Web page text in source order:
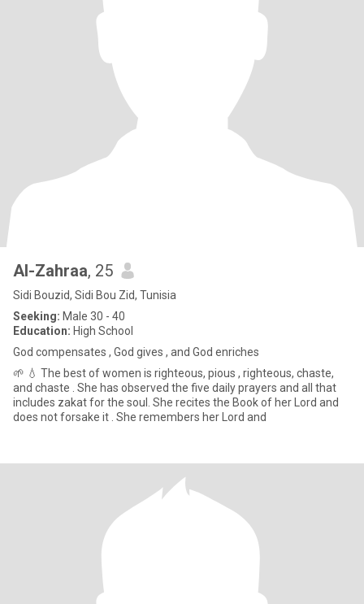
Al-Zahraa, 25
Sidi Bouzid, Sidi Bou Zid, Tunisia
Seeking: Male 30 - 40
Education: High School
God compensates , God gives , and God enriches
🌱 💧 The best of women is righteous, pious , righteous, chaste,
and chaste . She has observed the five daily prayers and all that
includes zakat for the soul. She recites the Book of her Lord and
does not forsake it . She remembers her Lord and